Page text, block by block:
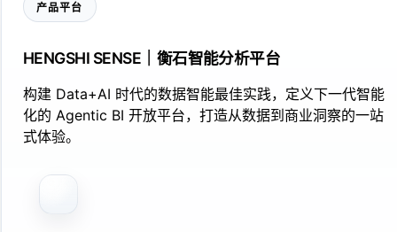
产品平台
HENGSHI SENSE｜衡石智能分析平台
构建 Data+AI 时代的数据智能最佳实践，定义下一代智能
化的 Agentic BI 开放平台，打造从数据到商业洞察的一站
式体验。